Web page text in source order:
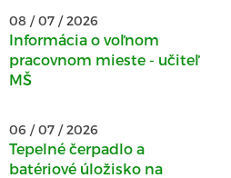
08 / 07 / 2026
Informácia o voľnom
pracovnom mieste - učiteľ
MŠ
06 / 07 / 2026
Tepelné čerpadlo a
batériové úložisko na